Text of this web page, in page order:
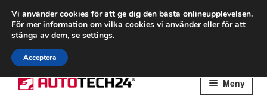
FRAKT från 75 kr
Världsomspännande frakt
Ring 766 924 713
Hoppa
till
Hoppa
till
Meny
Vi använder cookies för att ge dig den bästa onlineupplevelsen.
För mer information om vilka cookies vi använder eller för att
stänga av dem, se settings.
Acceptera